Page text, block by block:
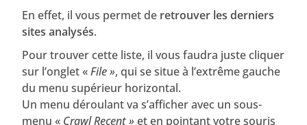
En effet, il vous permet de retrouver les derniers
sites analysés.
Pour trouver cette liste, il vous faudra juste cliquer
sur l’onglet «File», qui se situe à l’extrême gauche
du menu supérieur horizontal.
Un menu déroulant va s’afficher avec un sous-
menu « Crawl Recent » et en pointant votre souris